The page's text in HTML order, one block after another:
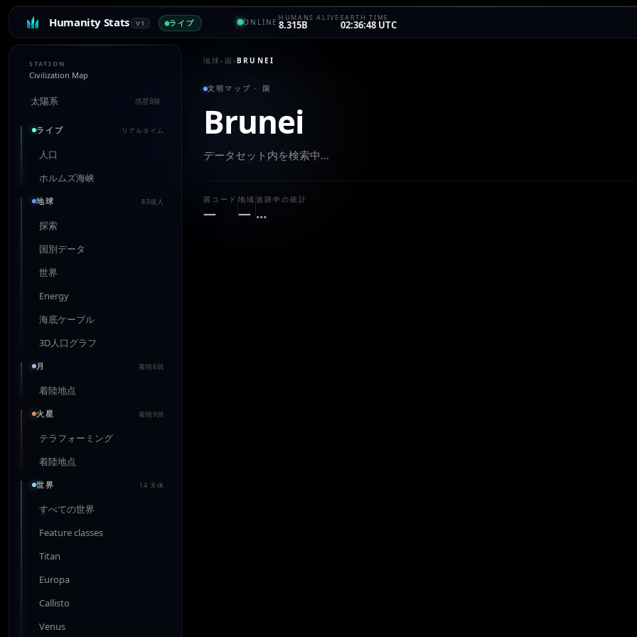
Humanity Stats V1 ライブ ONLINE HUMANS ALIVE
8.315B
EARTH TIME
02:36:48 UTC
STATION
Civilization Map
太陽系 惑星8個
ライブ リアルタイム
人口
ホルムズ海峡
地球 83億人
探索
国別データ
世界
Energy
海底ケーブル
3D人口グラフ
月 着陸6回
着陸地点
火星 着陸9回
テラフォーミング
着陸地点
世界 14 天体
すべての世界
Feature classes
Titan
Europa
Callisto
Venus
地球› 国 ›BRUNEI
文明マップ · 国
Brunei
データセット内を検索中…
国コード
—
地域
—
追跡中の統計
…